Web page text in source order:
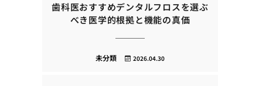
歯科医おすすめデンタルフロスを選ぶ
べき医学的根拠と機能の真価
2026.04.30
未分類